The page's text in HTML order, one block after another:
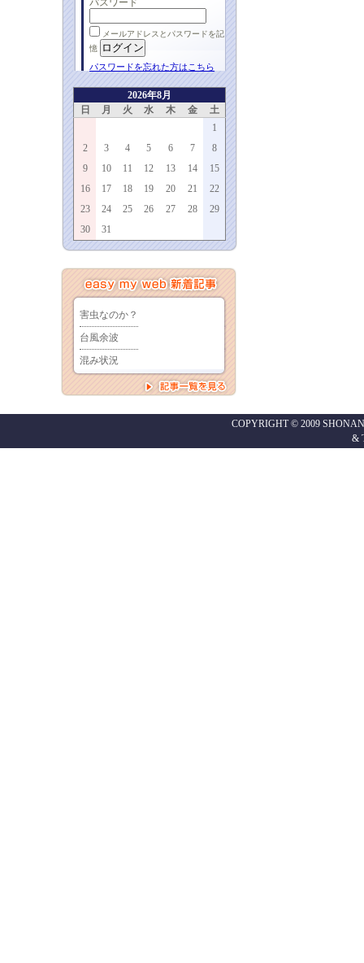
パスワード
メールアドレスとパスワードを記
憶
パスワードを忘れた方はこちら
2026年8月
日
月 火 水 木 金
土
1
2
3 4 5 6 7
8
9
10 11 12 13 14
15
16
17 18 19 20 21
22
23
24 25 26 27 28
29
30
31
COPYRIGHT © 2009
&